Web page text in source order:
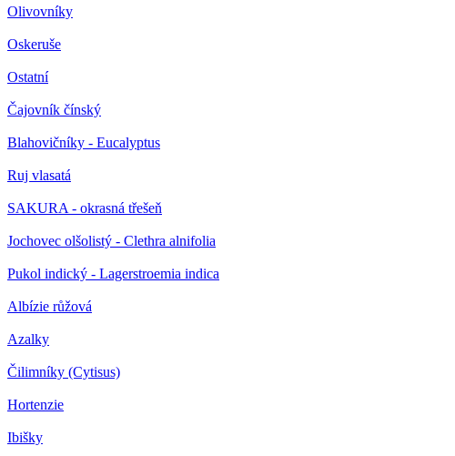
Olivovníky
Oskeruše
Ostatní
Čajovník čínský
Blahovičníky - Eucalyptus
Ruj vlasatá
SAKURA - okrasná třešeň
Jochovec olšolistý - Clethra alnifolia
Pukol indický - Lagerstroemia indica
Albízie růžová
Azalky
Čilimníky (Cytisus)
Hortenzie
Ibišky